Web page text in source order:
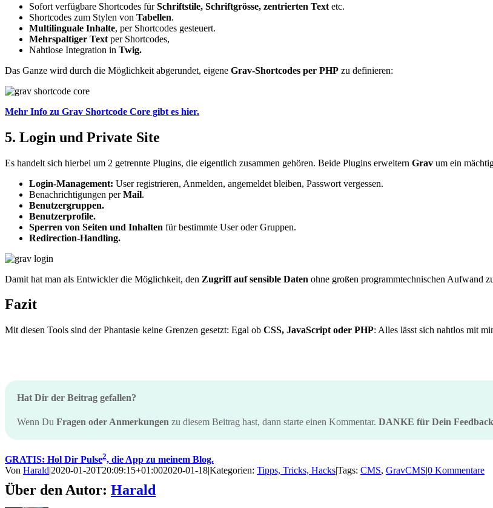
Sofort verfügbare Shortcodes fürSchriftstile, Schriftgrösse, zentrierten Text etc.
Shortcodes zum Stylen von Tabellen.
Multilinguale Inhalte, per Shortcodes gesteuert.
Mehrspaltiger Text per Shortcodes,
Nahtlose Integration in Twig.
Das Ganze wird durch die Möglichkeit abgerundet, eigene Grav-Shortcodes per PHP zu definieren:
Mehr Info zu Grav Shortcode Core gibt es hier.
5. Login und Private Site
Es handelt sich hierbei um 2 getrennte Plugins, die eigentlich zusammen gehören. Beide Plugins erweitern Grav um ein
Login-Management: User registrieren, Anmelden, angemeldet bleiben, Passwort vergessen.
Benachrichtigungen perMail.
Benutzergruppen.
Benutzerprofile.
Sperren von Seiten und Inhalten für bestimmte User oder Gruppen.
Redirection-Handling.
Damit hat man als Entwickler die Möglichkeit, den Zugriff auf sensible Daten ohne großen programmtechnischen Aufwand
Fazit
Mit diesen Tools sind der Phantasie keine Grenzen gesetzt: Egal ob CSS, JavaScript oder PHP: Alles lässt sich nahtlos mit
Hat Dir der Beitrag gefallen?
Wenn Du Fragen oder Anmerkungen zu diesem Beitrag hast, dann starte einen Kommentar. DANKE für Dein
GRATIS: Hol Dir Pulse2, die App zu meinem Blog.
Von Harald|2020-01-20T20:09:15+01:002020-01-18|Kategorien: Tipps, Tricks, Hacks|Tags: CMS, GravCMS|0 Kommentare
Über den Autor: Harald